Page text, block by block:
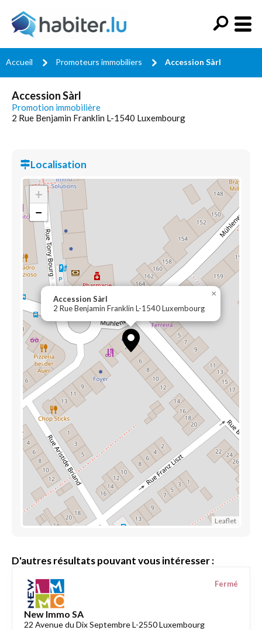
Accueil Promoteurs immobiliers Accession Sàrl
Accession Sàrl
Promotion immobilière
2 Rue Benjamin Franklin L-1540 Luxembourg
Localisation
Accession Sàrl
2 Rue Benjamin Franklin L-1540 Luxembourg
×
+
−
Leaflet
D'autres résultats pouvant vous intéresser :
New Immo SA
22 Avenue du Dix Septembre L-2550 Luxembourg
Fermé